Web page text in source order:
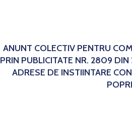
ANUNT COLECTIV PENTRU
PRIN PUBLICITATE NR. 2809
ADRESE DE INSTIINTARE